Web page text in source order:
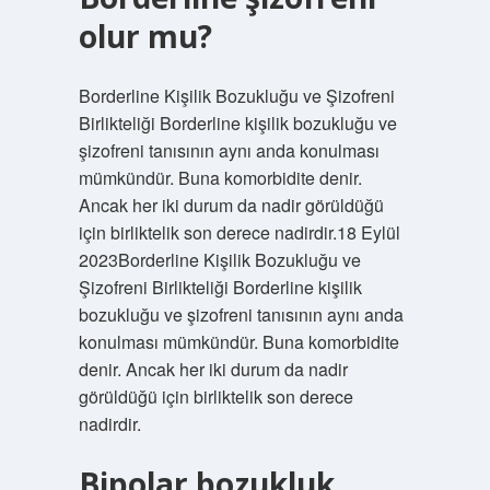
olur mu?
Borderline Kişilik Bozukluğu ve Şizofreni
Birlikteliği Borderline kişilik bozukluğu ve
şizofreni tanısının aynı anda konulması
mümkündür. Buna komorbidite denir.
Ancak her iki durum da nadir görüldüğü
için birliktelik son derece nadirdir.18 Eylül
2023Borderline Kişilik Bozukluğu ve
Şizofreni Birlikteliği Borderline kişilik
bozukluğu ve şizofreni tanısının aynı anda
konulması mümkündür. Buna komorbidite
denir. Ancak her iki durum da nadir
görüldüğü için birliktelik son derece
nadirdir.